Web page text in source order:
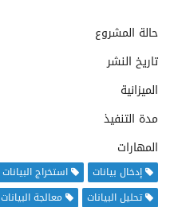
حالة المشروع
تاريخ النشر
الميزانية
مدة التنفيذ
المهارات
إدخال بيانات استخراج البيانات
تحليل البيانات
معالجة البيانات